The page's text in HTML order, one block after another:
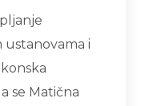
ustanovama i
se Matična